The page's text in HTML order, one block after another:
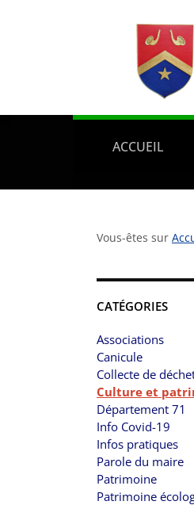
ACCUEIL
Vous-êtes sur
CATÉGORIES
Associations
Canicule
Collecte de
Culture et
Département 71
Info Covid-19
Infos pratiques
Parole du maire
Patrimoine
Patrimoine